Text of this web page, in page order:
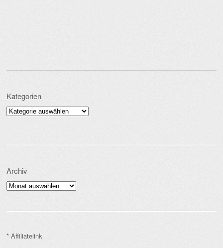
Kategorien
Kategorien
Archiv
Archiv
* Affiliatelink